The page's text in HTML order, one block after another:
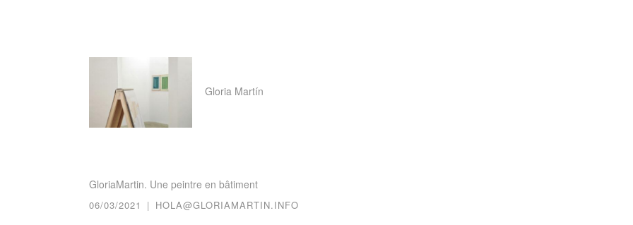
contenido
Gloria Martín
GloriaMartin. Une peintre en bâtiment
06/03/2021 | HOLA@GLORIAMARTIN.INFO